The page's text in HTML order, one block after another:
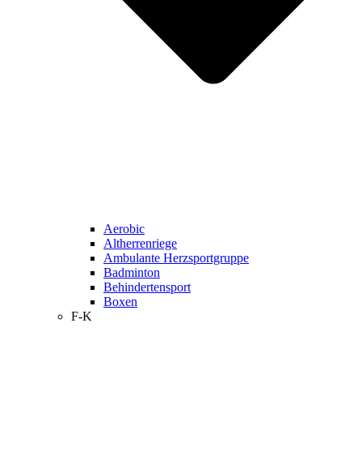
Aerobic
Altherrenriege
Ambulante Herzsportgruppe
Badminton
Behindertensport
Boxen
F-K